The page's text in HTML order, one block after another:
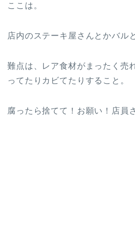
ここは。
店内のステーキ屋さんとかバル
難点は、レア食材がまったく売
ってたりカビてたりすること。
腐ったら捨てて！お願い！店員